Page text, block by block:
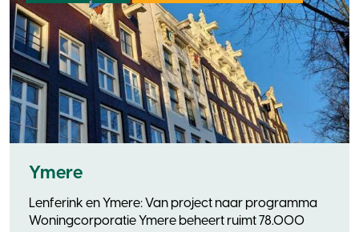
Ymere
Lenferink en Ymere: Van project naar programma
Woningcorporatie Ymere beheert ruimt 78.000